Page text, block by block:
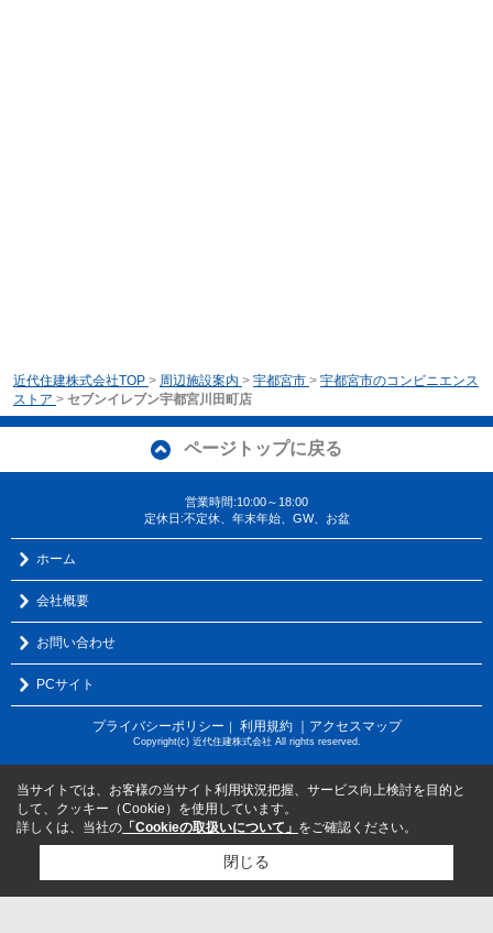
近代住建株式会社TOP > 周辺施設案内 > 宇都宮市 > 宇都宮市のコンビニエンス
ストア > セブンイレブン宇都宮川田町店
ページトップに戻る
営業時間:10:00～18:00
定休日:不定休、年末年始、GW、お盆
ホーム
会社概要
お問い合わせ
PCサイト
プライバシーポリシー ｜ 利用規約 ｜アクセスマップ
Copyright(c) 近代住建株式会社 All rights reserved.
当サイトでは、お客様の当サイト利用状況把握、サービス向上検討を目的と
して、クッキー（Cookie）を使用しています。
詳しくは、当社の 「Cookieの取扱いについて」 をご確認ください。
閉じる